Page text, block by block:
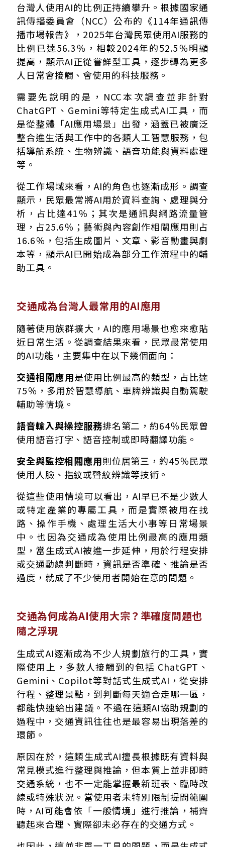
台灣人使用AI的比例正持續攀升。根據國家通
訊傳播委員會（NCC）公布的《114年通訊傳
播市場報告》，2025年台灣民眾使用AI服務的
比例已達56.3％，相較2024年的52.5％明顯
提高，顯示AI正從嘗鮮型工具，逐步轉為更多
人日常會接觸、會使用的科技服務。
需要先說明的是，NCC本次調查並非針對
ChatGPT、Gemini等特定生成式AI工具，而
是從整體「AI應用場景」出發，涵蓋已被廣泛
整合進生活與工作中的各類人工智慧服務，包
括導航系統、生物辨識、語音功能與資料處理
等。
從工作場域來看，AI的角色也逐漸成形。調查
顯示，民眾最常將AI用於資料查詢、處理與分
析，占比達41％；其次是通訊與網路流量管
理，占25.6％；藝術與內容創作相關應用則占
16.6％，包括生成圖片、文章、影音動畫與劇
本等，顯示AI已開始成為部分工作流程中的輔
助工具。
交通成為台灣人最常用的AI應用
隨著使用族群擴大，AI的應用場景也愈來愈貼
近日常生活。從調查結果來看，民眾最常使用
的AI功能，主要集中在以下幾個面向：
交通相關應用是使用比例最高的類型，占比達
75％，多用於智慧導航、車牌辨識與自動駕駛
輔助等情境。
語音輸入與操控服務排名第二，約64％民眾曾
使用語音打字、語音控制或即時翻譯功能。
安全與監控相關應用則位居第三，約45％民眾
使用人臉、指紋或聲紋辨識等技術。
從這些使用情境可以看出，AI早已不是少數人
或特定產業的專屬工具，而是實際被用在找
路、操作手機、處理生活大小事等日常場景
中。也因為交通成為使用比例最高的應用類
型，當生成式AI被進一步延伸，用於行程安排
或交通動線判斷時，資訊是否準確、推論是否
過度，就成了不少使用者開始在意的問題。
交通為何成為AI使用大宗？準確度問題也
隨之浮現
生成式AI逐漸成為不少人規劃旅行的工具，實
際使用上，多數人接觸到的包括 ChatGPT、
Gemini、Copilot等對話式生成式AI，從安排
行程、整理景點，到判斷每天適合走哪一區，
都能快速給出建議。不過在這類AI協助規劃的
過程中，交通資訊往往也是最容易出現落差的
環節。
原因在於，這類生成式AI擅長根據既有資料與
常見模式進行整理與推論，但本質上並非即時
交通系統，也不一定能掌握最新班表、臨時改
線或特殊狀況。當使用者未特別限制提問範圍
時，AI可能會依「一般情境」進行推論，補齊
聽起來合理、實際卻未必存在的交通方式。